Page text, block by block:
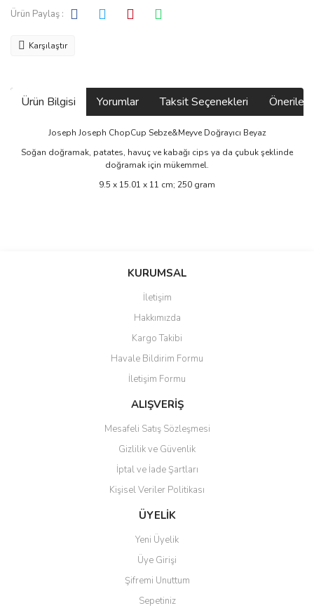
Ürün Paylaş :
Karşılaştır
Ürün Bilgisi Yorumlar Taksit Seçenekleri
Joseph Joseph ChopCup Sebze&Meyve Doğrayıcı Beyaz
Soğan doğramak, patates, havuç ve kabağı cips ya da çubuk şeklinde
doğramak için mükemmel.
‎9.5 x 15.01 x 11 cm; 250 gram
Bu ürüne ilk yorumu siz yapın!
Ürün resmi kalitesiz, bozuk veya görüntülenemiyor.
Ürün açıklamasında eksik bilgiler bulunuyor.
Ürün bilgilerinde hatalar bulunuyor.
Ürün fiyatı diğer sitelerden daha pahalı.
Bu ürüne benzer farklı alternatifler olmalı.
Gönder
KURUMSAL
İletişim
Hakkımızda
Kargo Takibi
Havale Bildirim Formu
İletişim Formu
ALIŞVERİŞ
Mesafeli Satış Sözleşmesi
Gizlilik ve Güvenlik
İptal ve İade Şartları
Kişisel Veriler Politikası
ÜYELİK
Yeni Üyelik
Üye Girişi
Şifremi Unuttum
Sepetiniz